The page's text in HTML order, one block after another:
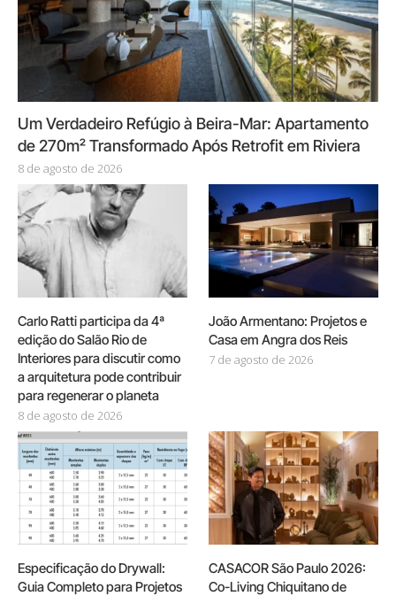
Um Verdadeiro Refúgio à Beira-Mar: Apartamento
de 270m² Transformado Após Retrofit em Riviera
8 de agosto de 2026
Carlo Ratti participa da 4ª
edição do Salão Rio de
Interiores para discutir como
a arquitetura pode contribuir
para regenerar o planeta
8 de agosto de 2026
João Armentano: Projetos e
Casa em Angra dos Reis
7 de agosto de 2026
Especificação do Drywall:
Guia Completo para Projetos
CASACOR São Paulo 2026:
Co-Living Chiquitano de